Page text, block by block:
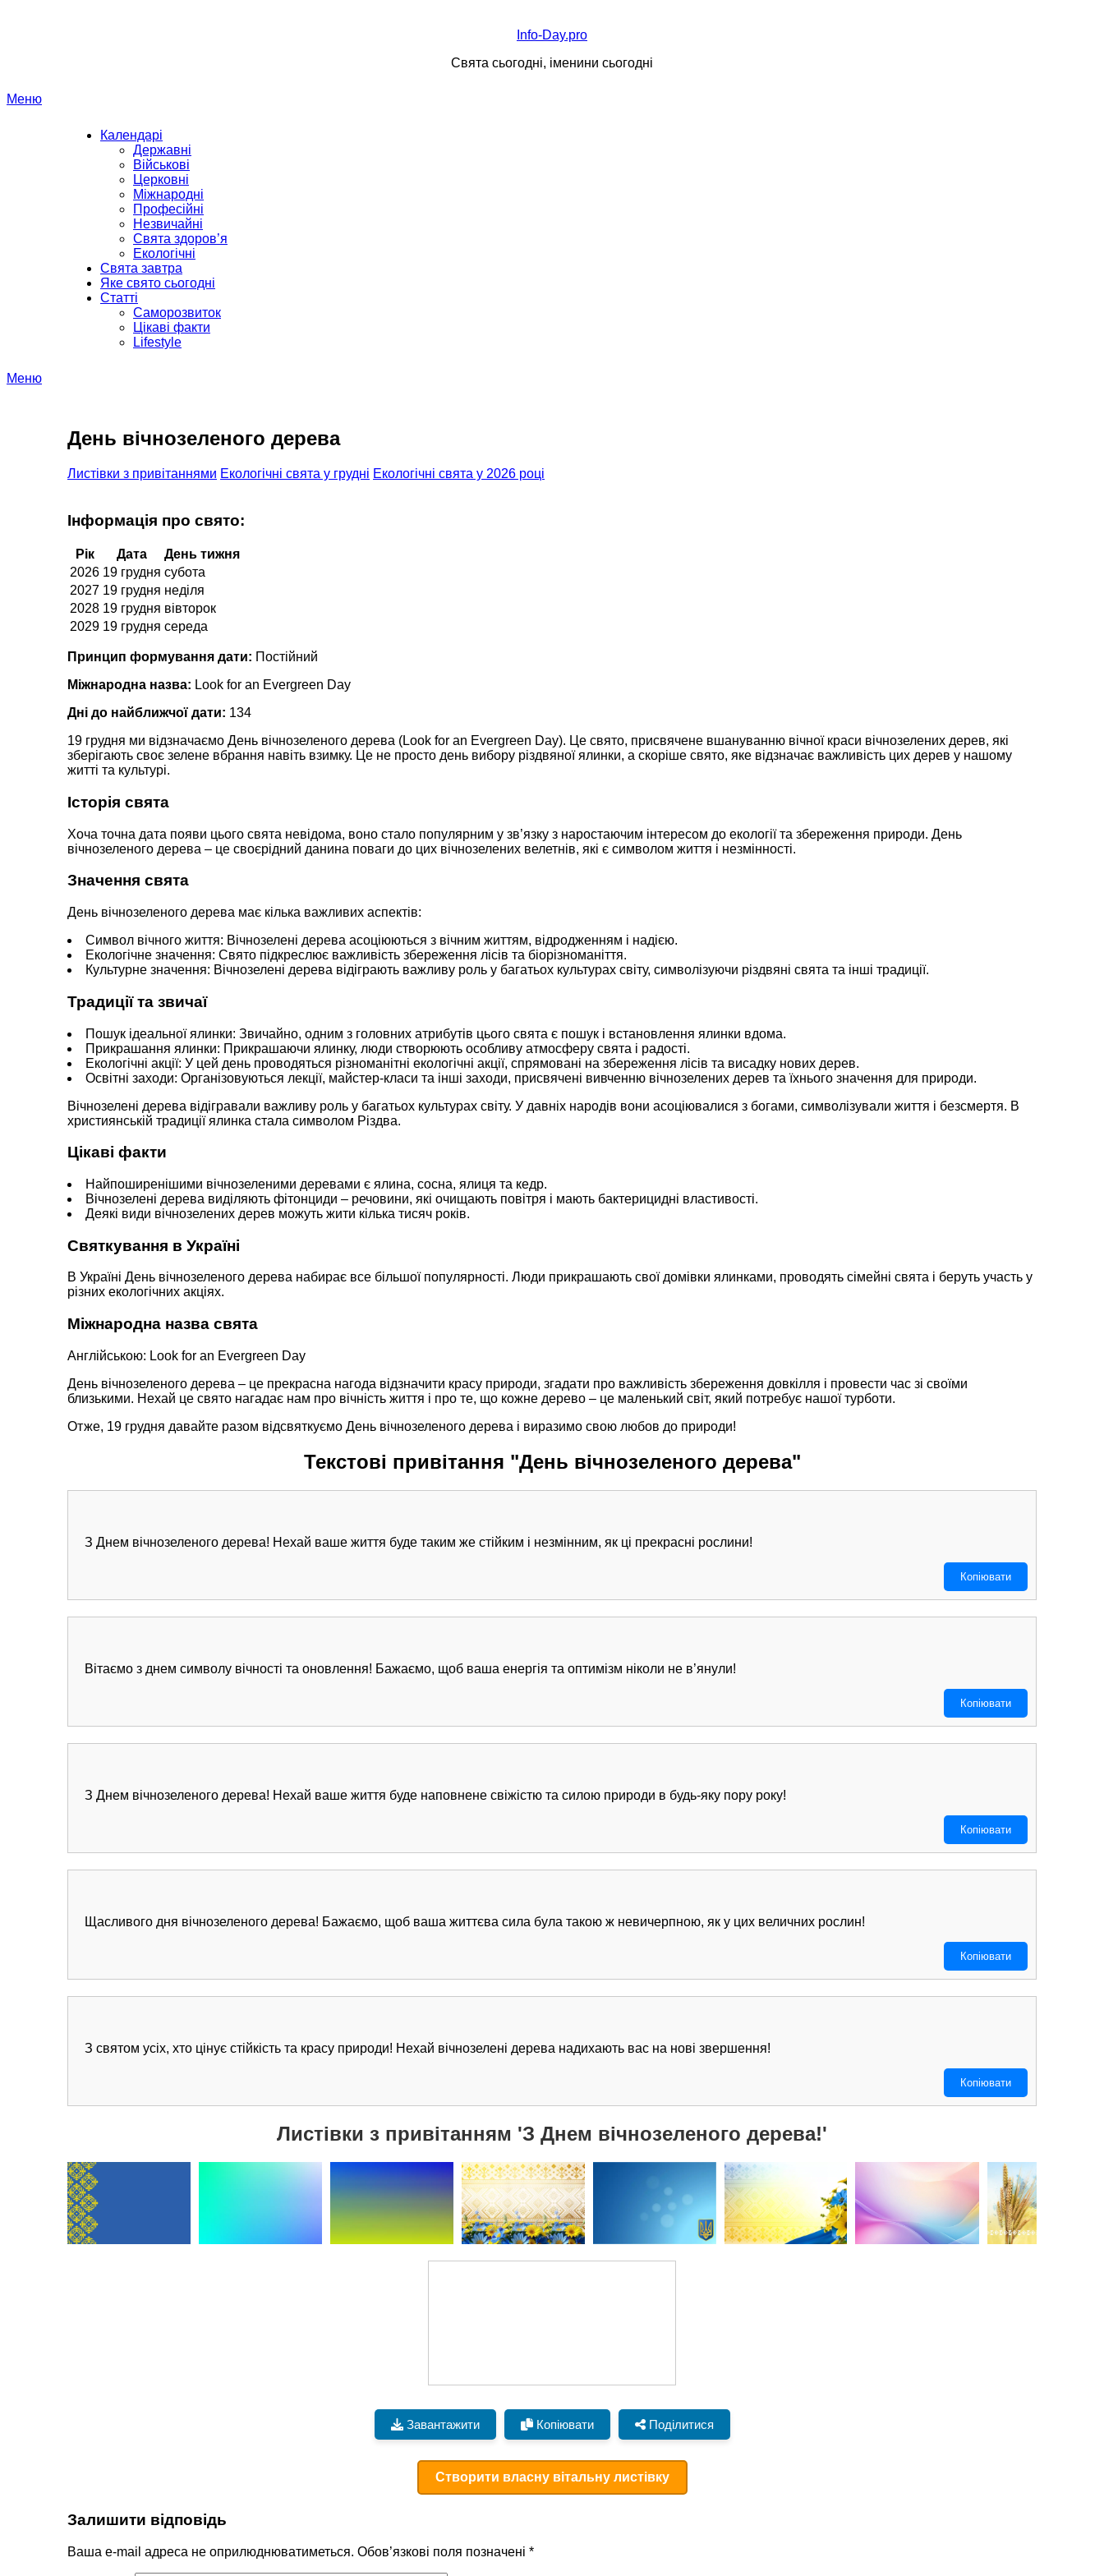
Info-Day.pro
Свята сьогодні, іменини сьогодні
Меню
Календарі
Державні
Військові
Церковні
Міжнародні
Професійні
Незвичайні
Свята здоров’я
Екологічні
Свята завтра
Яке свято сьогодні
Статті
Саморозвиток
Цікаві факти
Lifestyle
Меню
День вічнозеленого дерева
Листівки з привітаннями Екологічні свята у грудні Екологічні свята у 2026 році
Інформація про свято:
Рік Дата
День тижня
2026 19 грудня субота
2027 19 грудня неділя
2028 19 грудня вівторок
2029 19 грудня середа
Принцип формування дати: Постійний
Міжнародна назва: Look for an Evergreen Day
Дні до найближчої дати: 134
19 грудня ми відзначаємо День вічнозеленого дерева (Look for an Evergreen Day). Це свято, присвячене вшануванню вічної краси вічнозелених дерев, які
зберігають своє зелене вбрання навіть взимку. Це не просто день вибору різдвяної ялинки, а скоріше свято, яке відзначає важливість цих дерев у нашому
житті та культурі.
Історія свята
Хоча точна дата появи цього свята невідома, воно стало популярним у зв’язку з наростаючим інтересом до екології та збереження природи. День
вічнозеленого дерева – це своєрідний данина поваги до цих вічнозелених велетнів, які є символом життя і незмінності.
Значення свята
День вічнозеленого дерева має кілька важливих аспектів:
Символ вічного життя: Вічнозелені дерева асоціюються з вічним життям, відродженням і надією.
Екологічне значення: Свято підкреслює важливість збереження лісів та біорізноманіття.
Культурне значення: Вічнозелені дерева відіграють важливу роль у багатьох культурах світу, символізуючи різдвяні свята та інші традиції.
Традиції та звичаї
Пошук ідеальної ялинки: Звичайно, одним з головних атрибутів цього свята є пошук і встановлення ялинки вдома.
Прикрашання ялинки: Прикрашаючи ялинку, люди створюють особливу атмосферу свята і радості.
Екологічні акції: У цей день проводяться різноманітні екологічні акції, спрямовані на збереження лісів та висадку нових дерев.
Освітні заходи: Організовуються лекції, майстер-класи та інші заходи, присвячені вивченню вічнозелених дерев та їхнього значення для природи.
Вічнозелені дерева відігравали важливу роль у багатьох культурах світу. У давніх народів вони асоціювалися з богами, символізували життя і безсмертя. В
християнській традиції ялинка стала символом Різдва.
Цікаві факти
Найпоширенішими вічнозеленими деревами є ялина, сосна, ялиця та кедр.
Вічнозелені дерева виділяють фітонциди – речовини, які очищають повітря і мають бактерицидні властивості.
Деякі види вічнозелених дерев можуть жити кілька тисяч років.
Святкування в Україні
В Україні День вічнозеленого дерева набирає все більшої популярності. Люди прикрашають свої домівки ялинками, проводять сімейні свята і беруть участь у
різних екологічних акціях.
Міжнародна назва свята
Англійською: Look for an Evergreen Day
День вічнозеленого дерева – це прекрасна нагода відзначити красу природи, згадати про важливість збереження довкілля і провести час зі своїми
близькими. Нехай це свято нагадає нам про вічність життя і про те, що кожне дерево – це маленький світ, який потребує нашої турботи.
Отже, 19 грудня давайте разом відсвяткуємо День вічнозеленого дерева і виразимо свою любов до природи!
Текстові привітання "День вічнозеленого дерева"
З Днем вічнозеленого дерева! Нехай ваше життя буде таким же стійким і незмінним, як ці прекрасні рослини!
Копіювати
Вітаємо з днем символу вічності та оновлення! Бажаємо, щоб ваша енергія та оптимізм ніколи не в’янули!
Копіювати
З Днем вічнозеленого дерева! Нехай ваше життя буде наповнене свіжістю та силою природи в будь-яку пору року!
Копіювати
Щасливого дня вічнозеленого дерева! Бажаємо, щоб ваша життєва сила була такою ж невичерпною, як у цих величних рослин!
Копіювати
З святом усіх, хто цінує стійкість та красу природи! Нехай вічнозелені дерева надихають вас на нові звершення! ️
Копіювати
Листівки з привітанням 'З Днем вічнозеленого дерева!'
Завантажити Копіювати Поділитися
Створити власну вітальну листівку
Залишити відповідь
Ваша e-mail адреса не оприлюднюватиметься. Обов’язкові поля позначені *